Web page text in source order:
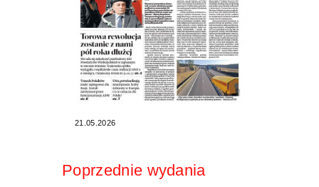
21.05.2026
Poprzednie wydania